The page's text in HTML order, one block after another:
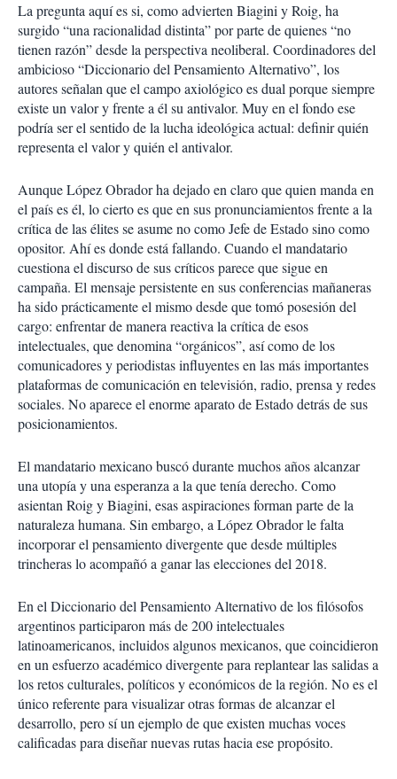
La pregunta aquí es si, como advierten Biagini y Roig, ha
surgido “una racionalidad distinta” por parte de quienes “no
tienen razón” desde la perspectiva neoliberal. Coordinadores del
ambicioso “Diccionario del Pensamiento Alternativo”, los
autores señalan que el campo axiológico es dual porque siempre
existe un valor y frente a él su antivalor. Muy en el fondo ese
podría ser el sentido de la lucha ideológica actual: definir quién
representa el valor y quién el antivalor.
Aunque López Obrador ha dejado en claro que quien manda en
el país es él, lo cierto es que en sus pronunciamientos frente a la
crítica de las élites se asume no como Jefe de Estado sino como
opositor. Ahí es donde está fallando. Cuando el mandatario
cuestiona el discurso de sus críticos parece que sigue en
campaña. El mensaje persistente en sus conferencias mañaneras
ha sido prácticamente el mismo desde que tomó posesión del
cargo: enfrentar de manera reactiva la crítica de esos
intelectuales, que denomina “orgánicos”, así como de los
comunicadores y periodistas influyentes en las más importantes
plataformas de comunicación en televisión, radio, prensa y redes
sociales. No aparece el enorme aparato de Estado detrás de sus
posicionamientos.
El mandatario mexicano buscó durante muchos años alcanzar
una utopía y una esperanza a la que tenía derecho. Como
asientan Roig y Biagini, esas aspiraciones forman parte de la
naturaleza humana. Sin embargo, a López Obrador le falta
incorporar el pensamiento divergente que desde múltiples
trincheras lo acompañó a ganar las elecciones del 2018.
En el Diccionario del Pensamiento Alternativo de los filósofos
argentinos participaron más de 200 intelectuales
latinoamericanos, incluidos algunos mexicanos, que coincidieron
en un esfuerzo académico divergente para replantear las salidas a
los retos culturales, políticos y económicos de la región. No es el
único referente para visualizar otras formas de alcanzar el
desarrollo, pero sí un ejemplo de que existen muchas voces
calificadas para diseñar nuevas rutas hacia ese propósito.